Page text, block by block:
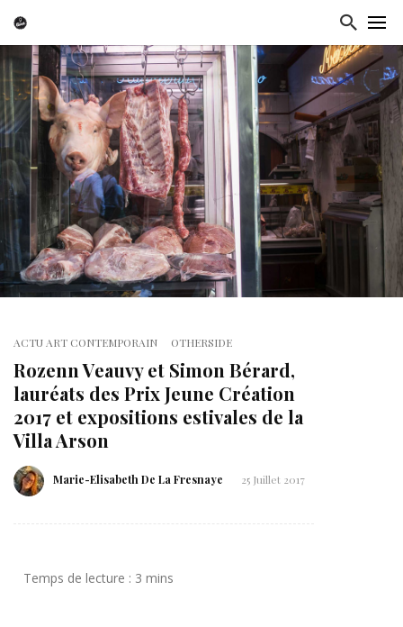
ACTU ART CONTEMPORAIN OTHERSIDE
Rozenn Veauvy et Simon Bérard,
lauréats des Prix Jeune Création
2017 et expositions estivales de la
Villa Arson
Marie-Elisabeth De La Fresnaye 25 Juillet 2017